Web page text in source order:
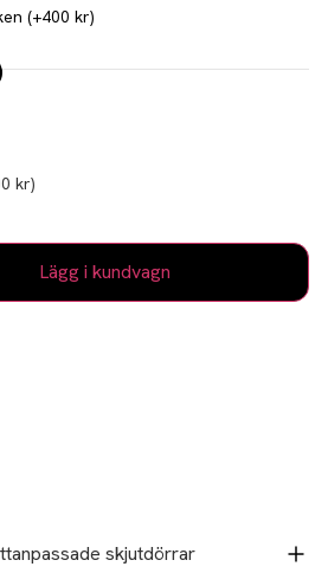
(+400 kr)
kr)
Lägg i kundvagn
skjutdörrar